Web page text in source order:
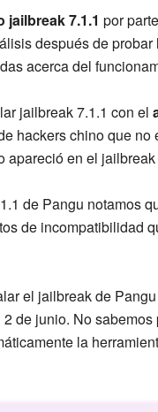
jailbreak 7.1.1 por
después de
acerca del
jailbreak 7.1.1 con el
hackers chino que no
en el
de Pangu notamos
de incompatibilidad
el jailbreak de
2 de junio. No
la